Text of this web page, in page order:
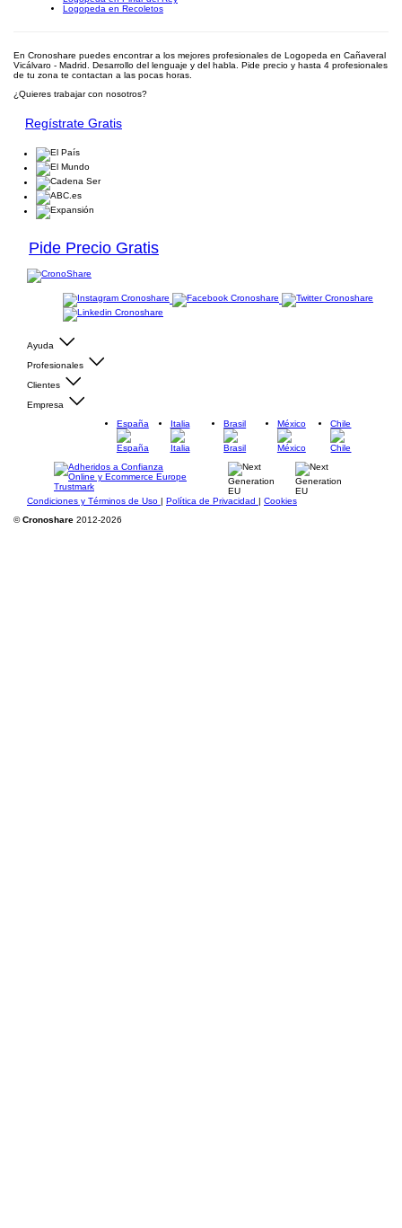
Logopeda en Recoletos
En Cronoshare puedes encontrar a los mejores profesionales de Logopeda en Cañaveral
Vicálvaro - Madrid. Desarrollo del lenguaje y del habla. Pide precio y hasta 4 profesionales
de tu zona te contactan a las pocas horas.
¿Quieres trabajar con nosotros?
Regístrate Gratis
Pide Precio Gratis
Ayuda
Profesionales
Clientes
Empresa
España
Italia Brasil México Chile
Condiciones y Términos de Uso | Política de Privacidad | Cookies
©Cronoshare 2012-2026